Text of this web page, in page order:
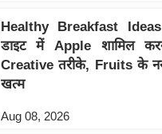
Healthy Breakfast
डाइट में Apple शामिल
Creative तरीके, Fruits के
खत्म
Aug 08, 2026